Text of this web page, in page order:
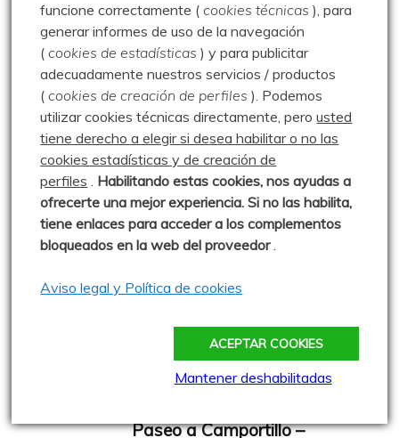
Paseo por el Tozo – 08.08.21
Publicado: 8 agosto 2021
Sin mucha idea de qué hacer este
domingo, decidimos acercarnos a
Basconcillos del Tozo a recorrer
0 comentarios
Paseo a La Escalerilla –
Publicado: 14 agosto 2016
una fabada de bote a La Escalerilla, prometido a
Paseo a Camportillo –
funcione correctamente (cookies técnicas ), para
generar informes de uso de la navegación
(cookies de estadísticas ) y para publicitar
adecuadamente nuestros servicios / productos
(cookies de creación de perfiles ). Podemos
utilizar cookies técnicas directamente, perousted
tiene derecho a elegir si desea habilitar o no las
cookies estadísticas y de creación de
perfiles . Habilitando estas cookies, nos ayudas a
ofrecerte una mejor experiencia. Si no las habilita,
tiene enlaces para acceder a los complementos
bloqueados en la web del proveedor.
Aviso legal y Política de cookies
ACEPTAR COOKIES
Mantener deshabilitadas